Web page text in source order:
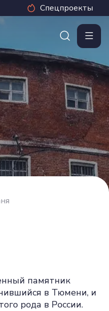
Спецпроекты
памятник
в Тюмени, и
рода в России.